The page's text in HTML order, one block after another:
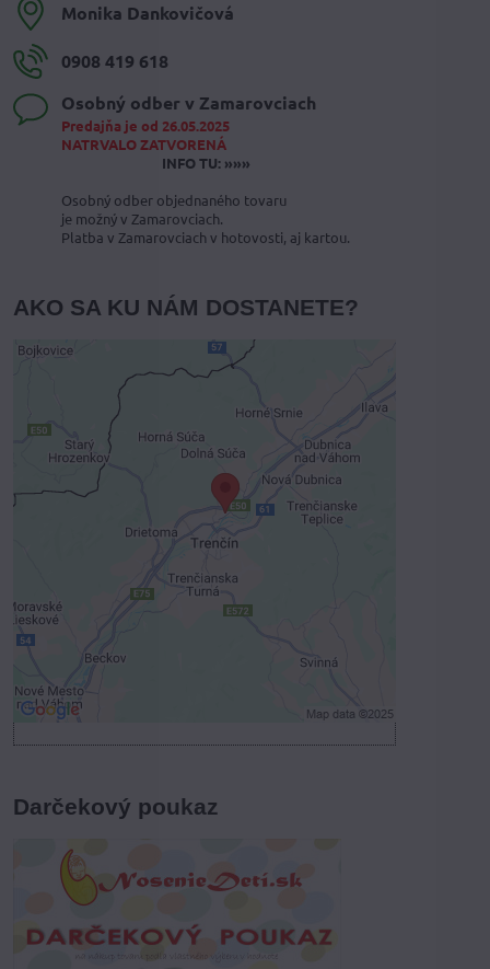
Monika Dankovičová
0908 419 618
Osobný odber v Zamarovciach
Predajňa je od 26.05.2025
NATRVALO ZATVORENÁ
INFO TU: »»»
Osobný odber objednaného tovaru
je možný v Zamarovciach.
Platba v Zamarovciach v hotovosti, aj kartou.
AKO SA KU NÁM DOSTANETE?
Externý obsah je blokovaný
Voľbami súkromia
Prajete si načítať externý obsah?
Povoliť tentokrát
Povoliť a zapamätať - súhlas s druhom
cookie: Funkčné
Darčekový poukaz